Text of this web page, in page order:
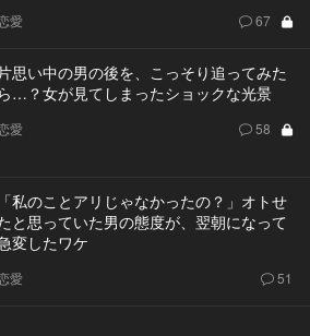
愛 67
片思い中の男の後を、こっそり追ってみた
ら…？女が見てしまったショックな光景
愛 58
「私のことアリじゃなかったの？」オトせ
と思っていた男の態度が、翌朝になって
変したワケ
愛 51